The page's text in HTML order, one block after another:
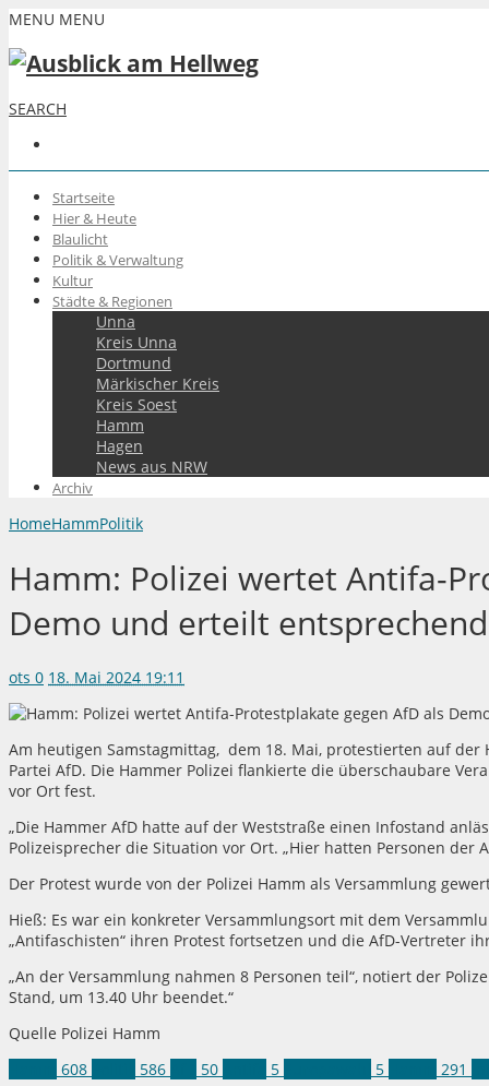
MENU MENU
SEARCH
Startseite
Hier & Heute
Blaulicht
Politik & Verwaltung
Kultur
Städte & Regionen
Unna
Kreis Unna
Dortmund
Märkischer Kreis
Kreis Soest
Hamm
Hagen
News aus NRW
Archiv
HomeHammPolitik
Hamm: Polizei wertet Antifa-
Demo und erteilt
ots 0 18. Mai 2024 19:11
Am heutigen Samstagmittag, dem 18. Mai, protestierten auf
Partei AfD. Die Hammer Polizei flankierte die überschaubare
vor Ort fest.
„Die Hammer AfD hatte auf der Weststraße einen Infostand
Polizeisprecher die Situation vor Ort. „Hier hatten Personen der
Der Protest wurde von der Polizei Hamm als Versammlung
Hieß: Es war ein konkreter Versammlungsort mit dem
„Antifaschisten“ ihren Protest fortsetzen und die AfD-Vertreter
„An der Versammlung nahmen 8 Personen teil“, notiert der
Stand, um 13.40 Uhr beendet.“
Quelle Polizei Hamm
608 586 50 5 5 291